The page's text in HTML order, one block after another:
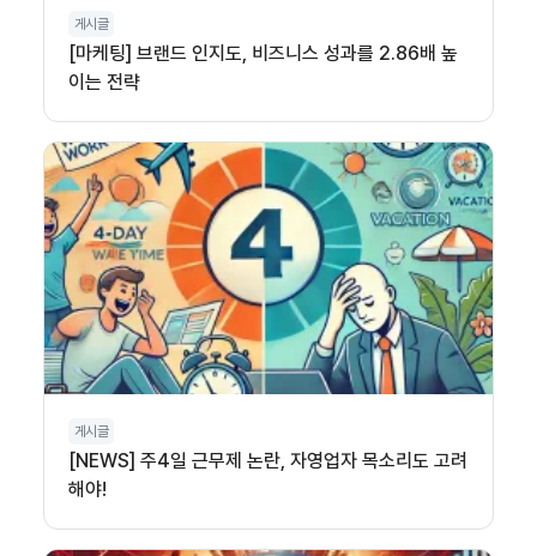
게시글
[마케팅] 브랜드 인지도, 비즈니스 성과를 2.86배 높
이는 전략
게시글
[NEWS] 주4일 근무제 논란, 자영업자 목소리도 고려
해야!